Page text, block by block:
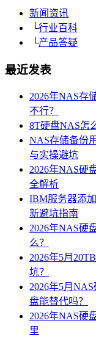
新闻资讯
└行业百科
└产品答疑
最近发表
2026年NAS存
不行？
8T硬盘NAS怎
NAS存储备份
与实操避坑
2026年NAS硬
全解析
IBM服务器添
新避坑指南
2026年NAS硬
么？
2026年5月
坑？
2026年5月
盘能替代吗？
2026年NAS硬
里